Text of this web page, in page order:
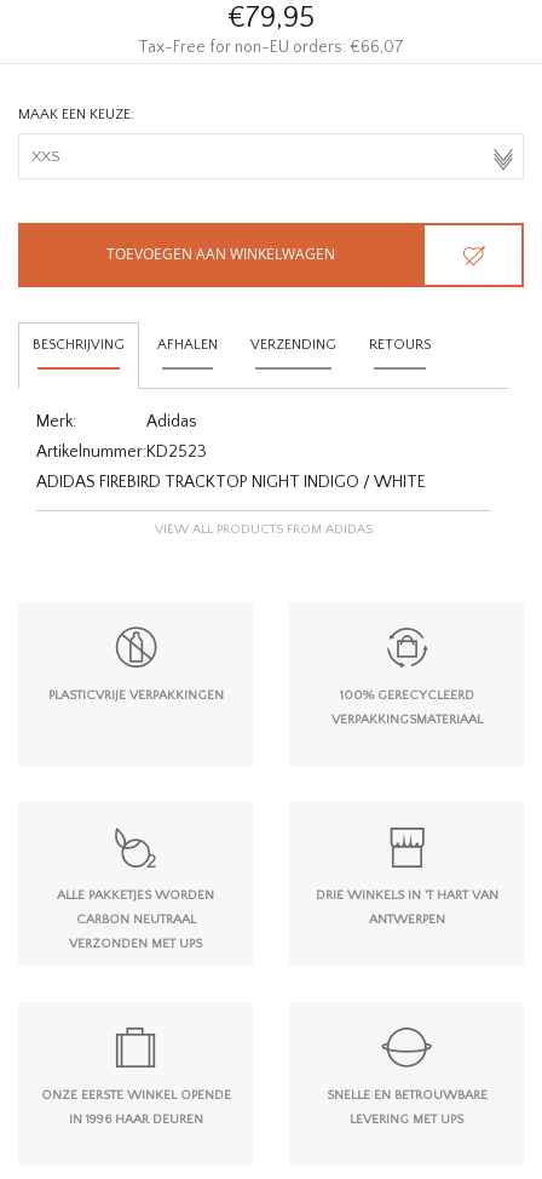
€79,95
Tax-Free for non-EU orders: €66,07
MAAK EEN KEUZE:
TOEVOEGEN AAN WINKELWAGEN
BESCHRIJVING AFHALEN VERZENDING RETOURS
Merk:
Adidas
Artikelnummer:KD2523
ADIDAS FIREBIRD TRACKTOP NIGHT INDIGO / WHITE
VIEW ALL PRODUCTS FROM ADIDAS
PLASTICVRIJE VERPAKKINGEN
100% GERECYCLEERD
VERPAKKINGSMATERIAAL
ALLE PAKKETJES WORDEN
CARBON NEUTRAAL
VERZONDEN MET UPS
DRIE WINKELS IN 'T HART VAN
ANTWERPEN
ONZE EERSTE WINKEL OPENDE
IN 1996 HAAR DEUREN
SNELLE EN BETROUWBARE
LEVERING MET UPS